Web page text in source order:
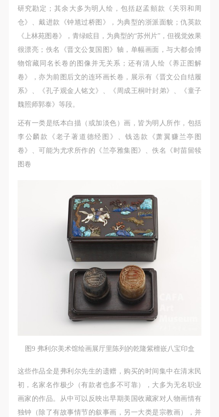
研究勘定；其余大多为明人绘，包括赵孟頫款《关羽和周
仓》、戴进款《钟馗过桥图》，为典型的浙派面貌；仇英款
《上林苑图卷》，青绿眩目，为典型的“苏州片”，但视觉效果
很漂亮；佚名《晋文公复国图》轴，单幅画面，与大都会博
物馆藏同名长卷的图像并无关系；还有清人绘《养正图解
卷》，亦为前图后文的连环画长卷，展示有《晋文公自结履
系》、《孔子观金人铭文》、《周成王桐叶封弟》、《童子
魏照师郭泰》等段。
还有一类是纸本白描（或加淡色）画，皆为明人所作，包括
李公麟款《老子著道德经图》、钱选款《萧翼赚兰亭图
卷》、可能为尤求所作的《兰亭雅集图》、佚名《时苗留犊
图卷
图9 弗利尔美术馆绘画展厅里陈列的乾隆紫檀嵌八宝印盒
这些作品全是弗利尔先生的遗赠，购买的时间集中在清末民
初，名家名作极少（有款者也多不可靠），大多为无名职业
画家的作品。从中可以反映出早期美国收藏家对人物画情有
独钟（除了有故事情节的叙事画，另一大类是宗教画），并